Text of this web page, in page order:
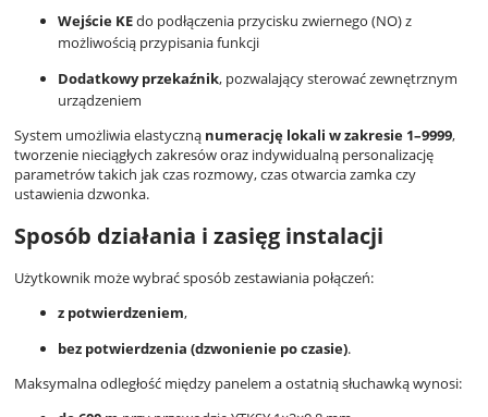
Wejście KEdo podłączenia przycisku zwiernego (NO) z
możliwością przypisania funkcji
Dodatkowy przekaźnik, pozwalający sterować zewnętrznym
urządzeniem
System umożliwia elastyczną numerację lokali w zakresie 1–9999,
tworzenie nieciągłych zakresów oraz indywidualną personalizację
parametrów takich jak czas rozmowy, czas otwarcia zamka czy
ustawienia dzwonka.
Sposób działania i zasięg instalacji
Użytkownik może wybrać sposób zestawiania połączeń:
z potwierdzeniem,
bez potwierdzenia (dzwonienie po czasie).
Maksymalna odległość między panelem a ostatnią słuchawką wynosi: